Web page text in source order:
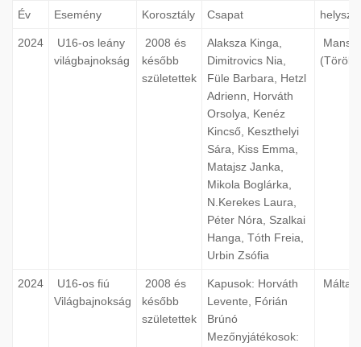
Év Esemény Korosztály Csapat helyszín
2024
U16-os leány
világbajnokság
2008 és
később
születettek
Alaksza Kinga,
Dimitrovics Nia,
Füle Barbara, Hetzl
Adrienn, Horváth
Orsolya, Kenéz
Kincső, Keszthelyi
Sára, Kiss Emma,
Matajsz Janka,
Mikola Boglárka,
N.Kerekes Laura,
Péter Nóra, Szalkai
Hanga, Tóth Freia,
Urbin Zsófia
Mansia
2024
U16-os fiú
Világbajnokság
2008 és
később
születettek
Kapusok: Horváth
Levente, Fórián
Brúnó
Mezőnyjátékosok:
Málta